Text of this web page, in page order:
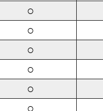
○
○
○
○
○
○